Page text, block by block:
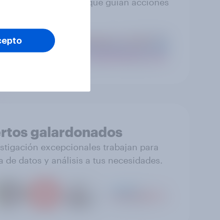
galardonados
excepcionales trabajan para
de datos y análisis a tus necesidades.